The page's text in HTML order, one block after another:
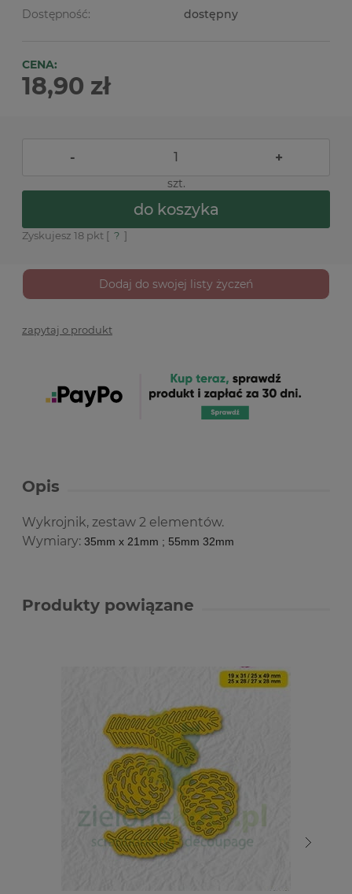
Dostępność:
dostępny
CENA:
18,90 zł
- +
szt.
do koszyka
Zyskujesz 18 pkt [ ? ]
Dodaj do swojej listy życzeń
zapytaj o produkt
Opis
Wykrojnik, zestaw 2 elementów.
Wymiary: 35mm x 21mm ; 55mm 32mm
Produkty powiązane